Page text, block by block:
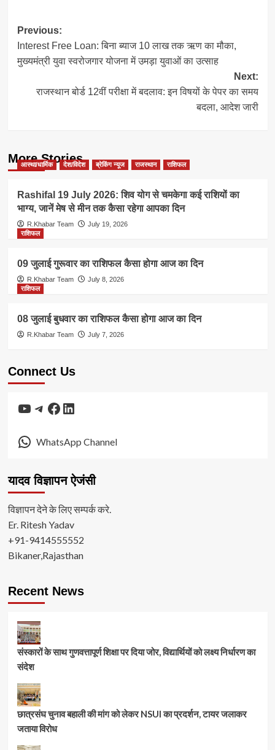
Post
navigation
Previous:
Interest Free Loan: बिना ब्याज 10 लाख तक ऋण का मौका,
मुख्यमंत्री युवा स्वरोजगार योजना में उमड़ा युवाओं का उत्साह
Next:
राजस्थान बोर्ड 12वीं परीक्षा में बदलाव: इन विषयों के पेपर का समय
बदला, आदेश जारी
More Stories
आस्था/धार्मिक देश/विदेश ब्रेकिंग न्यूज राजस्थान राशिफल
Rashifal 19 July 2026: शिव योग से चमकेगा कई राशियों का
भाग्य, जानें मेष से मीन तक कैसा रहेगा आपका दिन
R.Khabar Team
July 19, 2026
राशिफल
09 जुलाई गुरूवार का राशिफल कैसा होगा आज का दिन
R.Khabar Team
July 8, 2026
राशिफल
08 जुलाई बुधवार का राशिफल कैसा होगा आज का दिन
R.Khabar Team July 7, 2026
Connect Us
YouTube
Telegram
Facebook
LinkedIn
WhatsApp Channel
यादव विज्ञापन ऐजंसी
विज्ञापन देने के लिए सम्पर्क करे.
Er. Ritesh Yadav
+91-9414555552
Bikaner,Rajasthan
Recent News
संस्कारों के साथ गुणवत्तापूर्ण शिक्षा पर दिया जोर, विद्यार्थियों को लक्ष्य निर्धारण का
संदेश
छात्रसंघ चुनाव बहाली की मांग को लेकर NSUI का प्रदर्शन, टायर जलाकर
जताया विरोध